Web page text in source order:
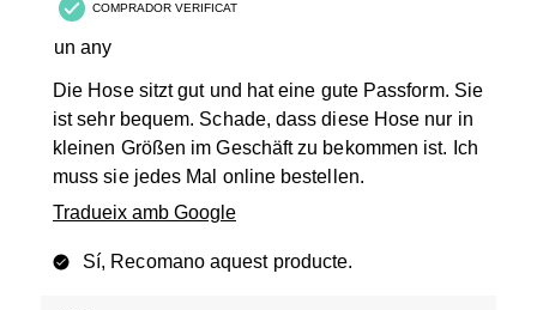
COMPRADOR VERIFICAT
un any
Die Hose sitzt gut und hat eine gute Passform. Sie
ist sehr bequem. Schade, dass diese Hose nur in
kleinen Größen im Geschäft zu bekommen ist. Ich
muss sie jedes Mal online bestellen.
Tradueix amb Google
Sí, Recomano aquest producte.